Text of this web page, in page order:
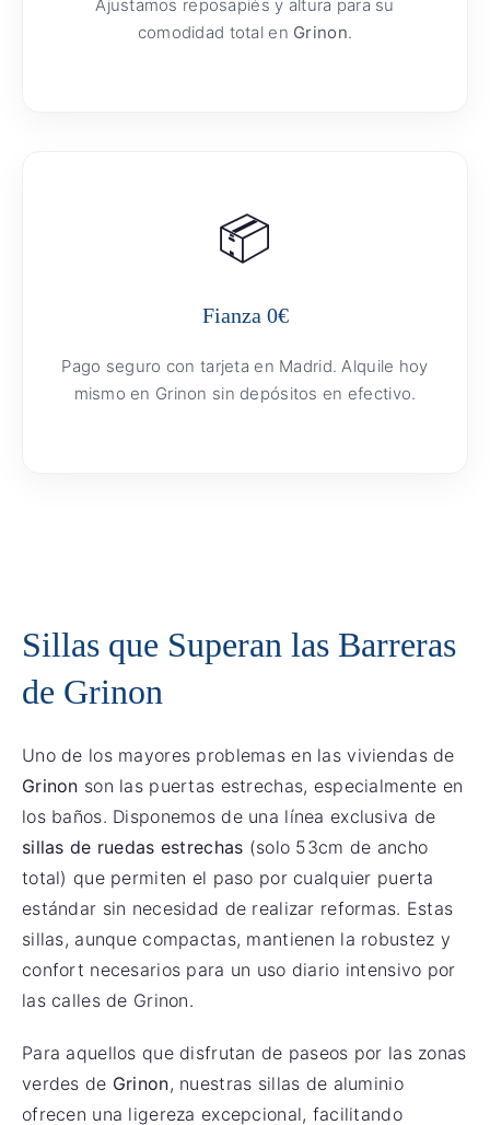
Ajustamos reposapiés y altura para su
comodidad total en Grinon.
📦
Fianza 0€
Pago seguro con tarjeta en Madrid. Alquile hoy
mismo en Grinon sin depósitos en efectivo.
Sillas que Superan las Barreras
de Grinon
Uno de los mayores problemas en las viviendas de
Grinon son las puertas estrechas, especialmente en
los baños. Disponemos de una línea exclusiva de
sillas de ruedas estrechas (solo 53cm de ancho
total) que permiten el paso por cualquier puerta
estándar sin necesidad de realizar reformas. Estas
sillas, aunque compactas, mantienen la robustez y
confort necesarios para un uso diario intensivo por
las calles de Grinon.
Para aquellos que disfrutan de paseos por las zonas
verdes de Grinon, nuestras sillas de aluminio
ofrecen una ligereza excepcional, facilitando